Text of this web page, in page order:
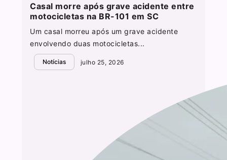
Casal morre após grave acidente entre
motocicletas na BR-101 em SC
Um casal morreu após um grave acidente
envolvendo duas motocicletas...
Notícias julho 25, 2026